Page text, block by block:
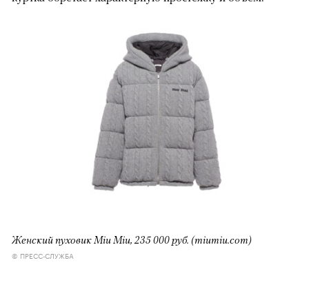
Женский пуховик Miu Miu, 235 000 руб. (miumiu.com)
© ПРЕСС-СЛУЖБА